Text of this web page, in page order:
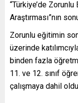
“Türkiye’de
Araştırması”nın
Zorunlu eğitimin son
üzerinde
binden fazla
11. ve 12. sınıf
çalışmaya dahil